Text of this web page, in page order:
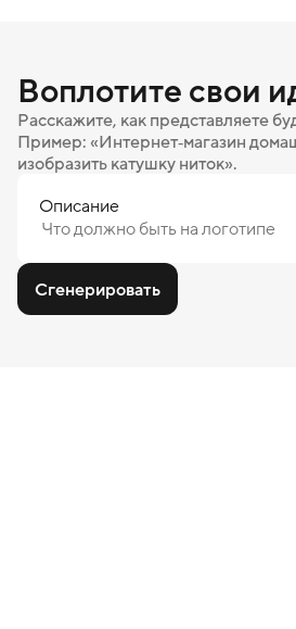
Воплотите свои
Расскажите, как представляете
Пример: «Интернет‑магазин
изобразить катушку ниток».
Описание
Сгенерировать